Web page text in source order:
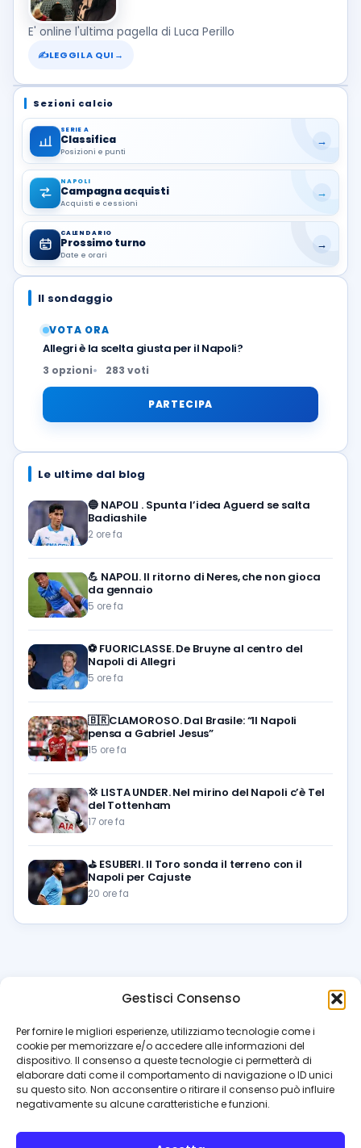
Gestisci Consenso
Per fornire le migliori esperienze, utilizziamo tecnologie come i
cookie per memorizzare e/o accedere alle informazioni del
dispositivo. Il consenso a queste tecnologie ci permetterà di
elaborare dati come il comportamento di navigazione o ID unici
su questo sito. Non acconsentire o ritirare il consenso può influire
negativamente su alcune caratteristiche e funzioni.
E' online l'ultima pagella di Luca Perillo
✍LEGGILA QUI →
Sezioni calcio
SERIE A
Classifica
Posizioni e punti
→
NAPOLI
Campagna acquisti
Acquisti e cessioni
→
CALENDARIO
Prossimo turno
Date e orari
→
Il sondaggio
VOTA ORA
Allegri è la scelta giusta per il Napoli?
3 opzioni 283 voti
PARTECIPA
Le ultime dal blog
🔵 NAPOLI . Spunta l’idea Aguerd se salta
Badiashile
2 ore fa
💪 NAPOLI. Il ritorno di Neres, che non gioca
da gennaio
5 ore fa
⚽️ FUORICLASSE. De Bruyne al centro del
Napoli di Allegri
5 ore fa
🇧🇷CLAMOROSO. Dal Brasile: “Il Napoli
pensa a Gabriel Jesus”
15 ore fa
💢 LISTA UNDER. Nel mirino del Napoli c’è Tel
del Tottenham
17 ore fa
⛳ ESUBERI. Il Toro sonda il terreno con il
Napoli per Cajuste
20 ore fa
azzurrissimo.it
Il blog di riferimento per i tifosi del Napoli. News, interviste,
pagelle e calciomercato. Testata giornalistica registrata
al Tribunale di Napoli (n. 48 dell’08/10/2012). Direttore Luca
Perillo
INFO